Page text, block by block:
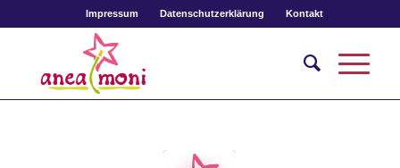
Impressum Datenschutzerklärung Kontakt